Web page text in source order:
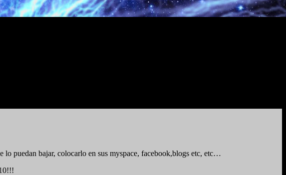
puedan bajar, colocarlo en sus myspace, facebook,blogs etc, etc…